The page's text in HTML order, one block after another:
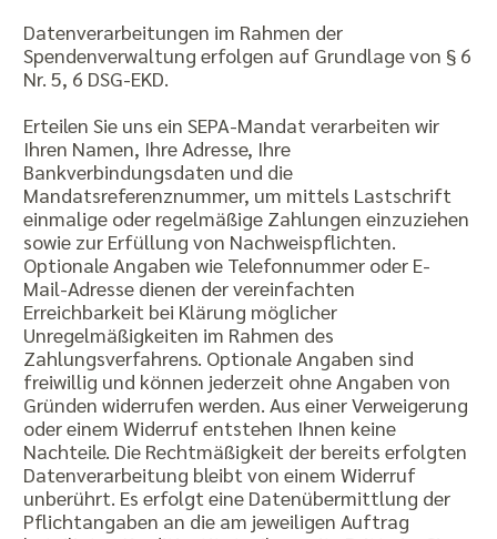
Datenverarbeitungen im Rahmen der
Spendenverwaltung erfolgen auf Grundlage von § 6
Nr. 5, 6 DSG-EKD.
Erteilen Sie uns ein SEPA-Mandat verarbeiten wir
Ihren Namen, Ihre Adresse, Ihre
Bankverbindungsdaten und die
Mandatsreferenznummer, um mittels Lastschrift
einmalige oder regelmäßige Zahlungen einzuziehen
sowie zur Erfüllung von Nachweispflichten.
Optionale Angaben wie Telefonnummer oder E-
Mail-Adresse dienen der vereinfachten
Erreichbarkeit bei Klärung möglicher
Unregelmäßigkeiten im Rahmen des
Zahlungsverfahrens. Optionale Angaben sind
freiwillig und können jederzeit ohne Angaben von
Gründen widerrufen werden. Aus einer Verweigerung
oder einem Widerruf entstehen Ihnen keine
Nachteile. Die Rechtmäßigkeit der bereits erfolgten
Datenverarbeitung bleibt von einem Widerruf
unberührt. Es erfolgt eine Datenübermittlung der
Pflichtangaben an die am jeweiligen Auftrag